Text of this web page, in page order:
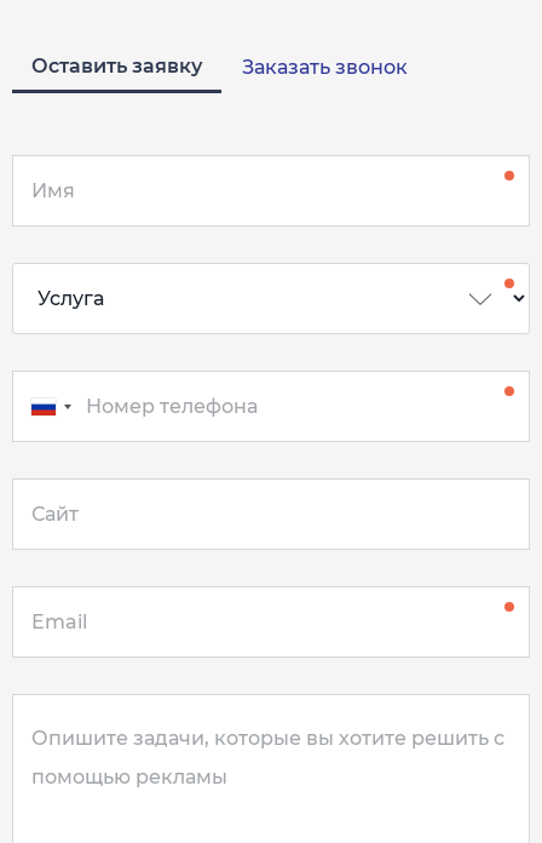
Оставить заявку Заказать звонок